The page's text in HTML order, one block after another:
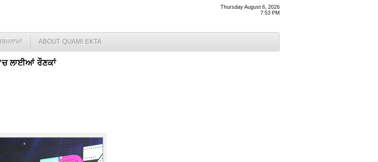
Thursday August 6, 2026
7:53 PM
ABOUT QUAMI EKTA
’ਚ ਲਾਈਆਂ ਰੌਣਕਾਂ